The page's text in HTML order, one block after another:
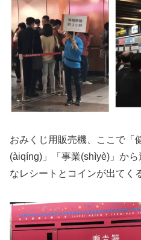
おみくじ用販売機、ここで「
(àiqíng)」「事業(shìyè)」か
なレシートとコインが出てく